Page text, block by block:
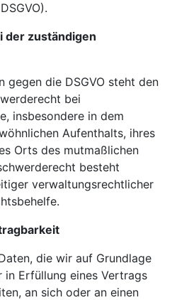
der zuständigen
gegen die DSGVO steht den
bei
insbesondere in dem
Aufenthalts, ihres
Orts des mutmaßlichen
besteht
verwaltungsrechtlicher
die wir auf Grundlage
in Erfüllung eines Vertrags
an sich oder an einen